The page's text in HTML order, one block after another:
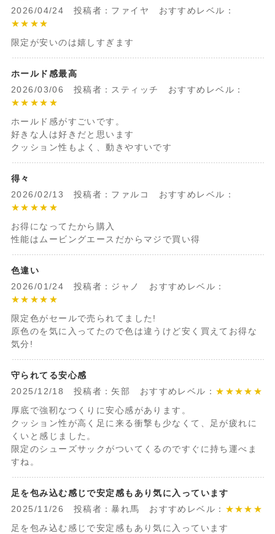
2026/04/24 投稿者：ファイヤ おすすめレベル：
★★★★
限定が安いのは嬉しすぎます
ホールド感最高
2026/03/06 投稿者：スティッチ おすすめレベル：
★★★★★
ホールド感がすごいです。
好きな人は好きだと思います
クッション性もよく、動きやすいです
得々
2026/02/13 投稿者：ファルコ おすすめレベル：
★★★★★
お得になってたから購入
性能はムービングエースだからマジで買い得
色違い
2026/01/24 投稿者：ジャノ おすすめレベル：
★★★★★
限定色がセールで売られてました!
原色のを気に入ってたので色は違うけど安く買えてお得な
気分!
守られてる安心感
2025/12/18 投稿者：矢部 おすすめレベル： ★★★★★
厚底で強靭なつくりに安心感があります。
クッション性が高く足に来る衝撃も少なくて、足が疲れに
くいと感じました。
限定のシューズサックがついてくるのですぐに持ち運べま
すね。
足を包み込む感じで安定感もあり気に入っています
2025/11/26 投稿者：暴れ馬 おすすめレベル： ★★★★
足を包み込む感じで安定感もあり気に入っています